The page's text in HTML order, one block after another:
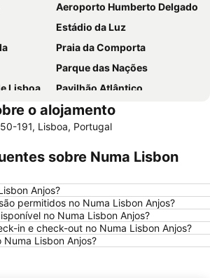
Aeroporto Humberto Delgado
Estádio da Luz
Praia da Comporta
Parque das Nações
Lisboa
Pavilhão Atlântico
Algés
Benfica
Baixa de Lisboa
Praça de Touros de Campo Pequeno
Mar
Avenida da Liberdade
Marquês de Pombal
Praia das Maçãs
Praia Tróia Mar
o alojamento
191, Lisboa, Portugal
sobre Numa Lisbon
Anjos?
permitidos no Numa Lisbon Anjos?
no Numa Lisbon Anjos?
in e check-out no Numa Lisbon Anjos?
Lisbon Anjos?